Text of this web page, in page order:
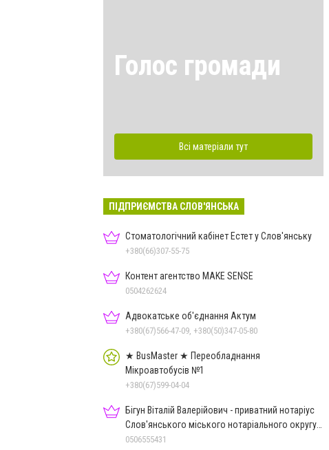
Голос громади
Всі матеріали тут
ПІДПРИЄМСТВА СЛОВ'ЯНСЬКА
Стоматологічний кабінет Естет у Слов'янську
+380(66)307-55-75
Контент агентство MAKE SENSE
0504262624
Адвокатське об'єднання Актум
+380(67)566-47-09, +380(50)347-05-80
★ BusMaster ★ Переобладнання
Мікроавтобусів №1
+380(67)599-04-04
Бігун Віталій Валерійович - приватний нотаріус
Слов'янського міського нотаріального округу
Дон.обл.
0506555431